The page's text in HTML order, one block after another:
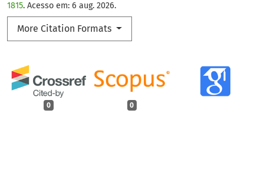
1815. Acesso em: 6 aug. 2026.
More Citation Formats
0 0